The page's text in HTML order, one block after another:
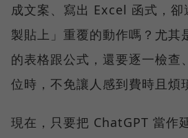
成文案、寫出 Excel 函式，卻
製貼上」重覆的動作嗎？尤其
的表格跟公式，還要逐一檢查
位時，不免讓人感到費時且煩
現在，只要把 ChatGPT 當作